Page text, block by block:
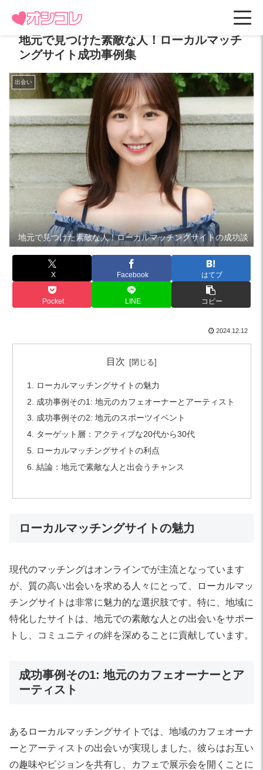
地元で見つけた素敵な人！ローカルマッチ
ングサイト成功事例集
出会い
地元で見つけた素敵な人！ローカルマッチングサイトの成功談
X Facebook はてブ
Pocket LINE コピー
2024.12.12
目次
ローカルマッチングサイトの魅力
成功事例その1: 地元のカフェオーナーとアーティスト
成功事例その2: 地元のスポーツイベント
ターゲット層：アクティブな20代から30代
ローカルマッチングサイトの利点
結論：地元で素敵な人と出会うチャンス
ローカルマッチングサイトの魅力
現代のマッチングはオンラインでが主流となっています
が、質の高い出会いを求める人々にとって、ローカルマッ
チングサイトは非常に魅力的な選択肢です。特に、地域に
特化したサイトは、地元での素敵な人との出会いをサポー
トし、コミュニティの絆を深めることに貢献しています。
成功事例その1: 地元のカフェオーナーとア
ーティスト
あるローカルマッチングサイトでは、地域のカフェオーナ
ーとアーティストの出会いが実現しました。彼らはお互い
の趣味やビジョンを共有し、カフェで展示会を開くことに